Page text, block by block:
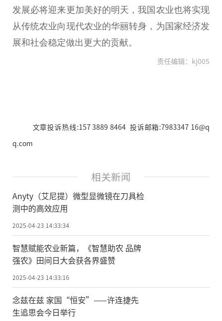
发展必将迎来更加美好的明天，我国农业也将实现
从传统农业向现代农业的华丽转身，为国家经济发
展和社会稳定做出更大的贡献。
责任编辑：kj005
文章投诉热线:157 3889 8464 投诉邮箱:7983347 16@q
q.com
相关新闻
Anyty（艾尼提）微型显微镜在刀具检
测中的高效应用
2025-04-23 14:33:34
智慧赋能农业新篇，《智慧助农 品牌
强农》田间日大会获各界盛赞
2025-04-23 14:33:16
念兹在兹 家国“恒安”——许连捷先
生追思会今日举行